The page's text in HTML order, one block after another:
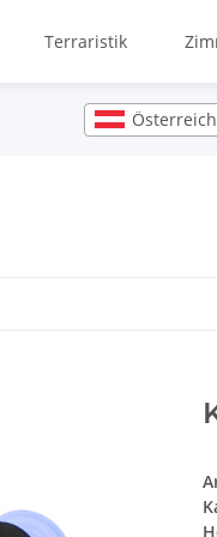
Terraristik
Österreich